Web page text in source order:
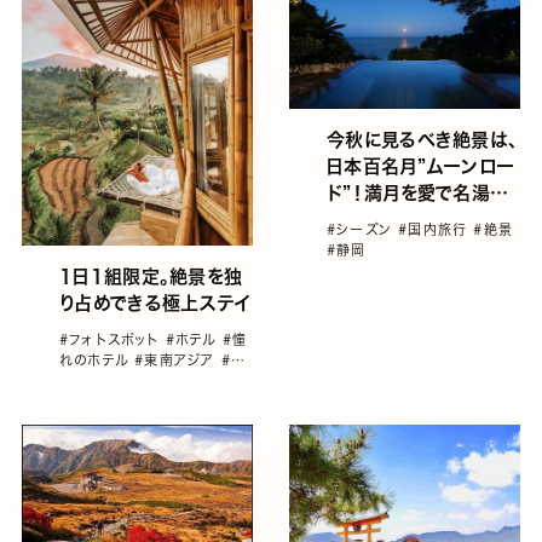
1日1組限定。絶景を独
り占めできる極上ステイ
#フォトスポット #ホテル #憧
れのホテル#東南アジア #海
今秋に見るべき絶景は、
日本百名月”ムーンロー
ド”！満月を愛で名湯に
浸る伊豆の旅♡
#シーズン#国内旅行#絶景
#静岡